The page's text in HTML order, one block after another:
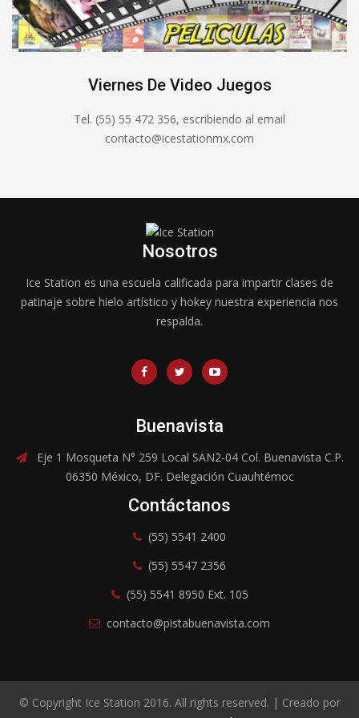
Viernes De Video Juegos
Tel. (55) 55 472 356, escribiendo al email
contacto@icestationmx.com
Nosotros
Ice Station es una escuela calificada para impartir clases de
patinaje sobre hielo artístico y hokey nuestra experiencia nos
respalda.
Buenavista
Eje 1 Mosqueta N° 259 Local SAN2-04 Col. Buenavista C.P.
06350 México, DF. Delegación Cuauhtémoc
Contáctanos
(55) 5541 2400
(55) 5547 2356
(55) 5541 8950 Ext. 105
contacto@pistabuenavista.com
© Copyright Ice Station 2016. All rights reserved. | Creado por